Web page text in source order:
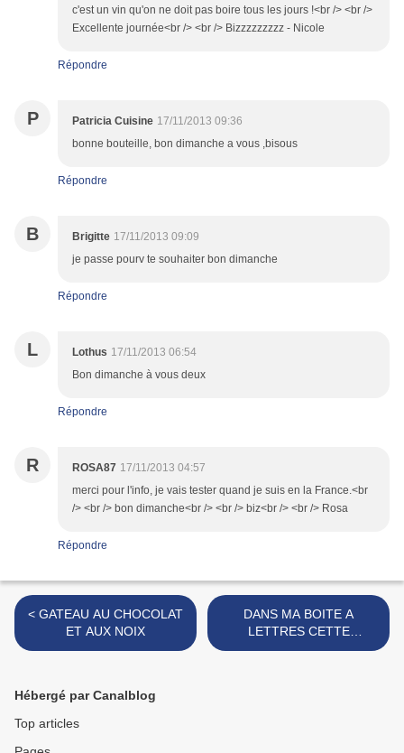
c'est un vin qu'on ne doit pas boire tous les jours !<br /> <br />
Excellente journée<br /> <br /> Bizzzzzzzzz - Nicole
Répondre
P Patricia Cuisine 17/11/2013 09:36
bonne bouteille, bon dimanche a vous ,bisous
Répondre
B Brigitte 17/11/2013 09:09
je passe pourv te souhaiter bon dimanche
Répondre
L Lothus 17/11/2013 06:54
Bon dimanche à vous deux
Répondre
R ROSA87 17/11/2013 04:57
merci pour l'info, je vais tester quand je suis en la France.<br
/> <br /> bon dimanche<br /> <br /> biz<br /> <br /> Rosa
Répondre
< GATEAU AU CHOCOLAT
ET AUX NOIX
DANS MA BOITE A
LETTRES CETTE
SEMAINE... >
Hébergé par Canalblog
Top articles